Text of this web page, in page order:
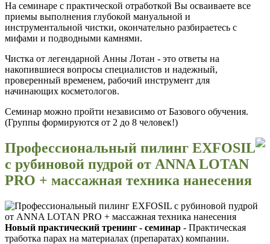
На семинаре с практической отработкой Вы осваиваете все
приемы выполнения глубокой мануальной и
инструментальной чистки, окончательно разбираетесь с
мифами и подводными камнями.
Чистка от легендарной Анны Лотан - это ответы на
накопившиеся вопросы специалистов и надежный,
проверенный временем, рабочий инструмент для
начинающих косметологов.
Семинар можно пройти независимо от Базового обучения.
(Группы формируются от 2 до 8 человек!)
Профессиональный пилинг EXFOSIL
с рубиновой пудрой от ANNA LOTAN
PRO + массажная техника нанесения
Новый практический тренинг - семинар - Практическая
тработка парах на материалах (препаратах) компании.